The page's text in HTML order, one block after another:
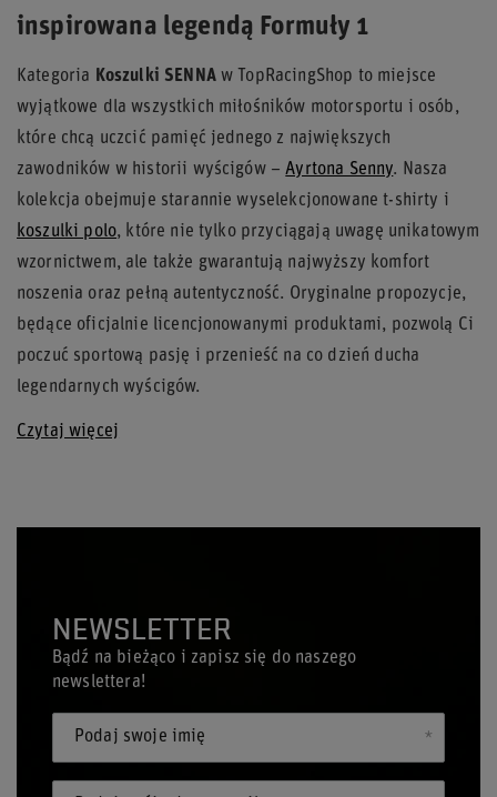
inspirowana legendą Formuły 1
Kategoria Koszulki SENNAw TopRacingShop to miejsce
wyjątkowe dla wszystkich miłośników motorsportu i osób,
które chcą uczcić pamięć jednego z największych
zawodników w historii wyścigów –Ayrtona Senny. Nasza
kolekcja obejmuje starannie wyselekcjonowane t-shirty i
koszulki polo, które nie tylko przyciągają uwagę unikatowym
wzornictwem, ale także gwarantują najwyższy komfort
noszenia oraz pełną autentyczność. Oryginalne propozycje,
będące oficjalnie licencjonowanymi produktami, pozwolą Ci
poczuć sportową pasję i przenieść na co dzień ducha
legendarnych wyścigów.
Czytaj więcej
NEWSLETTER
Bądź na bieżąco i zapisz się do naszego
newslettera!
Podaj swoje imię